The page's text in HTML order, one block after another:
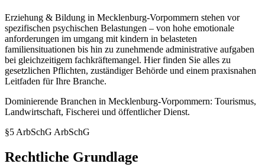
Erziehung & Bildung in Mecklenburg-Vorpommern stehen vor
spezifischen psychischen Belastungen – von hohe emotionale
anforderungen im umgang mit kindern in belasteten
familiensituationen bis hin zu zunehmende administrative aufgaben
bei gleichzeitigem fachkräftemangel. Hier finden Sie alles zu
gesetzlichen Pflichten, zuständiger Behörde und einem praxisnahen
Leitfaden für Ihre Branche.
Dominierende Branchen in Mecklenburg-Vorpommern: Tourismus,
Landwirtschaft, Fischerei und öffentlicher Dienst.
§5 ArbSchG ArbSchG
Rechtliche Grundlage